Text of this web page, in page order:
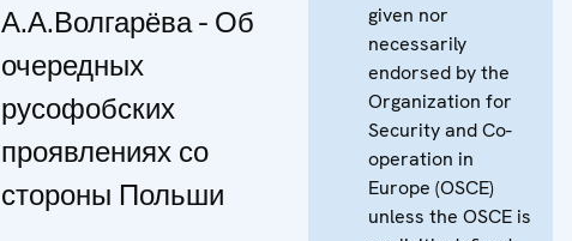
А.А.Волгарёва - Об
очередных
русофобских
проявлениях со
стороны Польши
given nor
necessarily
endorsed by the
Organization for
Security and Co-
operation in
Europe (OSCE)
unless the OSCE is